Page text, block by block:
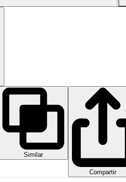
Similar
Compartir